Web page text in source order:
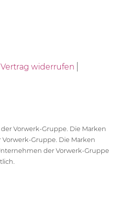
Vertrag widerrufen
Vorwerk-Gruppe. Die Marken
Gruppe. Die Marken
der Vorwerk-Gruppe